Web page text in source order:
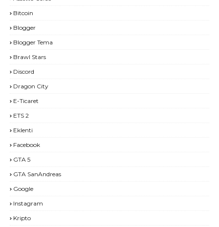
Bitcoin
Blogger
Blogger Tema
Brawl Stars
Discord
Dragon City
E-Ticaret
ETS 2
Eklenti
Facebook
GTA 5
GTA SanAndreas
Google
Instagram
Kripto